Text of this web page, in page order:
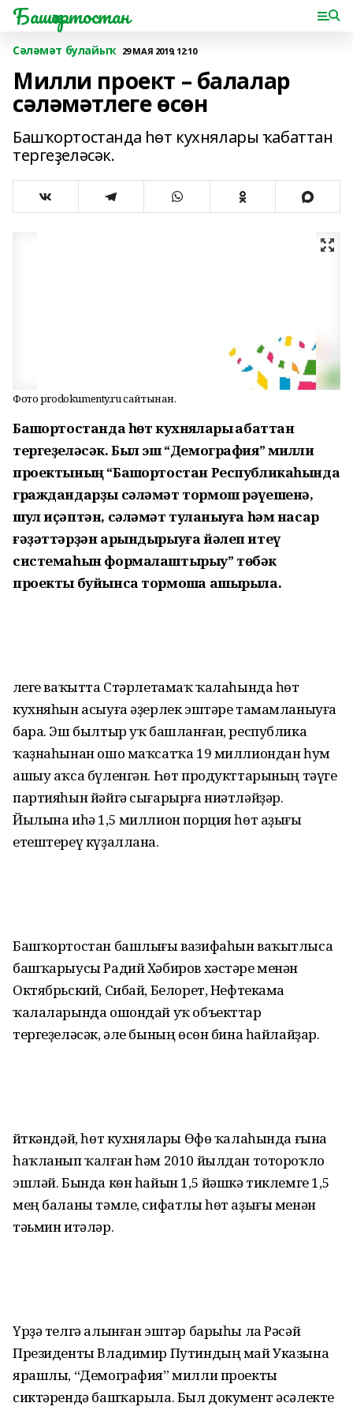
Башҡортостан
Сәләмәт булайыҡ 29 МАЯ 2019, 12:10
Милли проект – балалар
сәләмәтлеге өсөн
Башҡортостанда һөт кухнялары ҡабаттан
тергеҙеләсәк.
Фото prodokumenty.ru сайтынан.
Башҡортостанда һөт кухнялары ҡабаттан
тергеҙеләсәк. Был эш “Демография” милли
проектының “Башҡортостан Республикаһында
граждандарҙы сәләмәт тормош рәүешенә,
шул иҫәптән, сәләмәт туҡланыуға һәм насар
ғәҙәттәрҙән арындырыуға йәлеп итеү
системаһын формалаштырыу” төбәк
проекты буйынса тормошҡа ашырыла.
Әлеге ваҡытта Стәрлетамаҡ ҡалаһында һөт
кухняһын асыуға әҙерлек эштәре тамамланыуға
бара. Эш былтыр уҡ башланған, республика
ҡаҙнаһынан ошо маҡсатҡа 19 миллиондан һум
ашыу аҡса бүленгән. Һөт продукттарының тәүге
партияһын йәйгә сығарырға ниәтләйҙәр.
Йылына иһә 1,5 миллион порция һөт аҙығы
етештереү күҙаллана.
Башҡортостан башлығы вазифаһын ваҡытлыса
башҡарыусы Радий Хәбиров хәстәре менән
Октябрьский, Сибай, Белорет, Нефтекама
ҡалаларында ошондай уҡ объекттар
тергеҙеләсәк, әле бының өсөн бина һайлайҙар.
Әйткәндәй, һөт кухнялары Өфө ҡалаһында ғына
һаҡланып ҡалған һәм 2010 йылдан тотороҡло
эшләй. Бында көн һайын 1,5 йәшкә тиклемге 1,5
мең баланы тәмле, сифатлы һөт аҙығы менән
тәьмин итәләр.
Үрҙә телгә алынған эштәр барыһы ла Рәсәй
Президенты Владимир Путиндың май Указына
ярашлы, “Демография” милли проекты
сиктәрендә башҡарыла. Был документ әсәлекте